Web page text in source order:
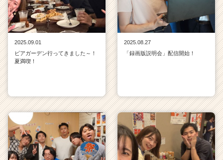
2025.09.01
ビアガーデン行ってきました～！
夏満喫！
2025.08.27
「録画版説明会」配信開始！